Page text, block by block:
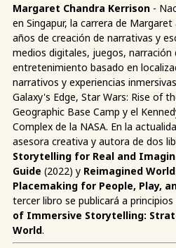
Margaret Chandra Kerrison -
en Singapur, la carrera de
años de creación de narrativas y
medios digitales, juegos, narración
entretenimiento basado en
narrativos y experiencias
Galaxy's Edge, Star Wars: Rise of
Geographic Base Camp y el
Complex de la NASA. En la
asesora creativa y autora de dos
Storytelling for Real and
Guide (2022) y Reimagined
Placemaking for People, Play,
tercer libro se publicará a
of Immersive Storytelling:
World.